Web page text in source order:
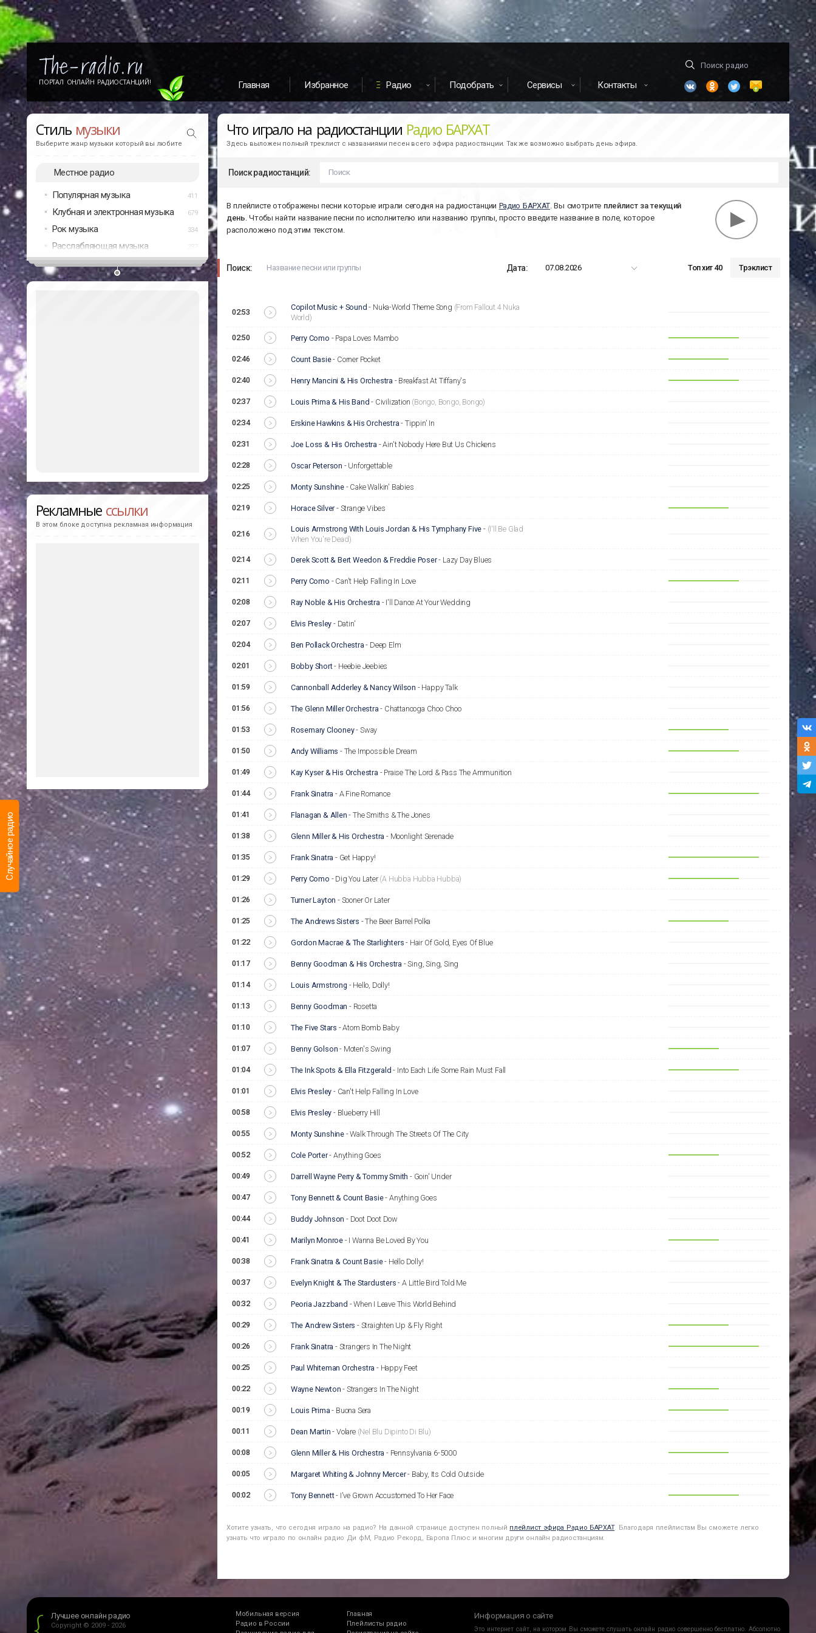
Случайное радио
ПОРТАЛ ОНЛАЙН РАДИОСТАНЦИЙ! Главная Избранное Радио Подобрать Сервисы Контакты
Стиль музыки
Выберите жанр музыки который вы любите
Местное радио
Популярная музыка 411
Клубная и электронная музыка 679
Рок музыка 334
Расслабляющая музыка
Рекламные ссылки
В этом блоке доступна рекламная информация
Что играло на радиостанции Радио БАРХАТ
Здесь выложен полный треклист с названиями песен всего эфира радиостанции. Так же возможно выбрать день эфира.
Поиск радиостанций:
В плейлисте отображены песни которые играли сегодня на радиостанции Радио БАРХАТ . Вы смотрите плейлист затекущий
день . Чтобы найти название песни по исполнителю или названию группы, просто введите название в поле, которое
расположено под этим текстом.
Поиск: Дата: 07.08.2026 Топ хит 40 Трэклист
02:53 Copilot Music + Sound - Nuka-World Theme Song (From Fallout 4 Nuka
World)
02:50 Perry Como - Papa Loves Mambo
02:46 Count Basie- Corner Pocket
02:40 Henry Mancini & His Orchestra - Breakfast At Tiffany's
02:37 Louis Prima & His Band - Civilization (Bongo, Bongo, Bongo)
02:34 Erskine Hawkins & His Orchestra - Tippin' In
02:31 Joe Loss & His Orchestra -Ain't Nobody Here But Us Chickens
02:28 Oscar Peterson - Unforgettable
02:25 Monty Sunshine- Cake Walkin' Babies
02:19 Horace Silver - Strange Vibes
02:16 Louis Armstrong With Louis Jordan & His Tymphany Five - (I'll Be Glad
When You're Dead)
02:14 Derek Scott & Bert Weedon & Freddie Poser- Lazy Day Blues
02:11 Perry Como - Can't Help Falling In Love
02:08 Ray Noble & His Orchestra - I'll Dance At Your Wedding
02:07 Elvis Presley - Datin'
02:04 Ben Pollack Orchestra - Deep Elm
02:01 Bobby Short- Heebie Jeebies
01:59 Cannonball Adderley & Nancy Wilson - Happy Talk
01:56 The Glenn Miller Orchestra - Chattanooga Choo Choo
01:53 Rosemary Clooney- Sway
01:50 Andy Williams - The Impossible Dream
01:49 Kay Kyser & His Orchestra - Praise The Lord & Pass The Ammunition
01:44 Frank Sinatra - A Fine Romance
01:41 Flanagan & Allen - The Smiths & The Jones
01:38 Glenn Miller & His Orchestra - Moonlight Serenade
01:35 Frank Sinatra - Get Happy!
01:29 Perry Como - Dig You Later(A Hubba Hubba Hubba)
01:26 Turner Layton - Sooner Or Later
01:25 The Andrews Sisters -The Beer Barrel Polka
01:22 Gordon Macrae & The Starlighters - Hair Of Gold, Eyes Of Blue
01:17 Benny Goodman & His Orchestra -Sing, Sing, Sing
01:14 Louis Armstrong - Hello, Dolly!
01:13 Benny Goodman - Rosetta
01:10 The Five Stars -Atom Bomb Baby
01:07 Benny Golson - Moten's Swing
01:04 The Ink Spots & Ella Fitzgerald - Into Each Life Some Rain Must Fall
01:01 Elvis Presley - Can't Help Falling In Love
00:58 Elvis Presley - Blueberry Hill
00:55 Monty Sunshine-Walk Through The Streets Of The City
00:52 Cole Porter- Anything Goes
00:49 Darrell Wayne Perry & Tommy Smith - Goin' Under
00:47 Tony Bennett & Count Basie- Anything Goes
00:44 Buddy Johnson - Doot Doot Dow
00:41 Marilyn Monroe- I Wanna Be Loved By You
00:38 Frank Sinatra & Count Basie- Hello Dolly!
00:37 Evelyn Knight & The Stardusters - A Little Bird Told Me
00:32 Peoria Jazzband -When I Leave This World Behind
00:29 The Andrew Sisters - Straighten Up & Fly Right
00:26 Frank Sinatra - Strangers In The Night
00:25 Paul Whiteman Orchestra - Happy Feet
00:22 Wayne Newton - Strangers In The Night
00:19 Louis Prima - Buona Sera
00:11 Dean Martin - Volare (Nel Blu Dipinto Di Blu)
00:08 Glenn Miller & His Orchestra - Pennsylvania 6-5000
00:05 Margaret Whiting & Johnny Mercer- Baby, Its Cold Outside
00:02 Tony Bennett- I've Grown Accustomed To Her Face
Хотите узнать, что сегодня играло на радио? На данной странице доступен полный плейлист эфира Радио БАРХАТ. Благодаря плейлистам Вы сможете легко
узнать что играло по онлайн радио Ди фМ, Радио Рекорд, Европа Плюс и многим други онлайн радиостанциям.
Лучшее онлайн радио
Copyright © 2009 - 2026
Мобильная версия
Главная
Радио в России
Плейлисты радио
Информация о сайте
Это интернет сайт, на котором Вы сможете слушать онлайн радио совершенно бесплатно. Абсолютно